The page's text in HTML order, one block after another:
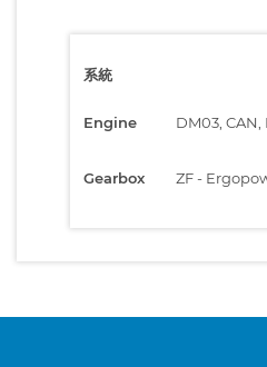
系統
Engine DM03,
Gearbox ZF -